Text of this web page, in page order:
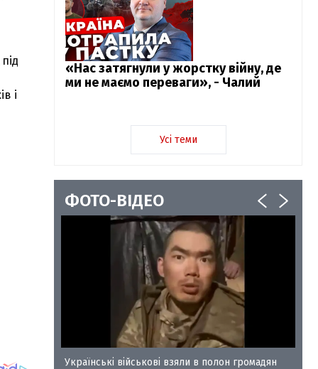
і
«Нас затягнули у жорстку війну, де
ми не маємо переваги», - Чалий
Усі теми
ФОТО-ВІДЕО
35
Українські військові взяли в полон громадян